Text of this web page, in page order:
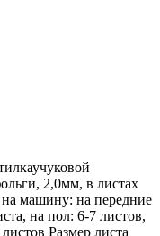
2,0мм, в листах
машину: на передние
на пол: 6-7 листов,
Размер листа